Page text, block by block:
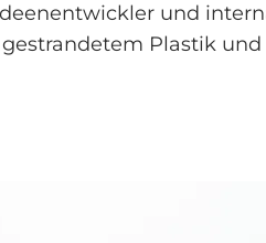
und
Plastik